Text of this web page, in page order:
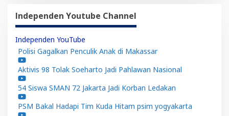
Independen Youtube Channel
Independen YouTube
Polisi Gagalkan Penculik Anak di Makassar
Aktivis 98 Tolak Soeharto Jadi Pahlawan Nasional
54 Siswa SMAN 72 Jakarta Jadi Korban Ledakan
PSM Bakal Hadapi Tim Kuda Hitam psim yogyakarta